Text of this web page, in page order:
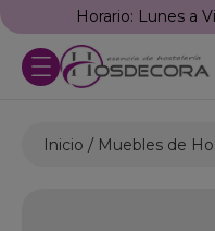
Horario: Lunes a
Inicio Muebles de